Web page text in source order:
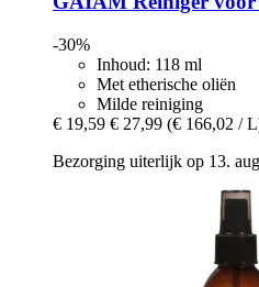
-30%
Inhoud: 118 ml
Met etherische oliën
Milde reiniging
€ 19,59 € 27,99 (€ 166,02 /
Bezorging uiterlijk op 13.